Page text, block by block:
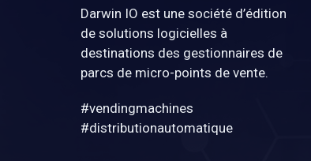
Darwin IO est une société d’édition
de solutions logicielles à
destinations des gestionnaires de
parcs de micro-points de vente.
#vendingmachines
#distributionautomatique